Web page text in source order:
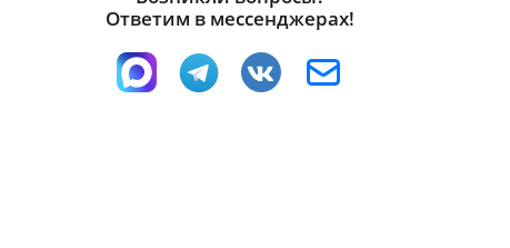
Ответим в мессенджерах!